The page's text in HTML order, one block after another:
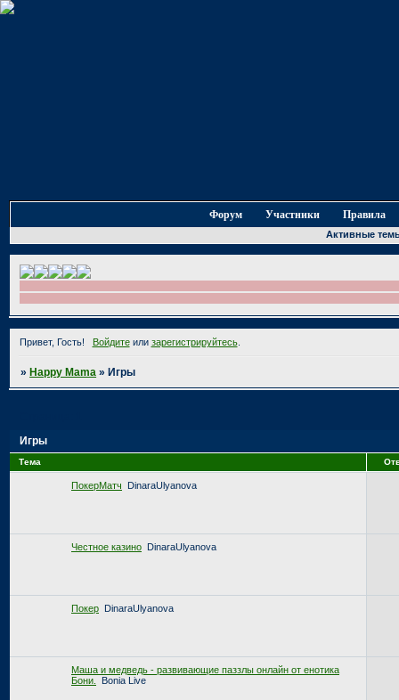
Форум Участники Правила
Активные
Привет, Гость! Войдитеили зарегистрируйтесь.
»Happy Mama »Игры
Игры
Тема
ПокерМатч DinaraUlyanova
Честное казино DinaraUlyanova
Покер DinaraUlyanova
Маша и медведь - развивающие паззлы онлайн от енотика
Бони.
Bonia Live